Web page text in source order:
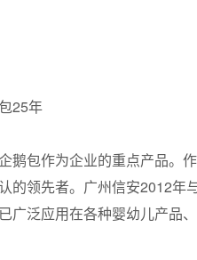
25年
鹅包作为企业的重点产品。
的领先者。广州信安2012
广泛应用在各种婴幼儿产品